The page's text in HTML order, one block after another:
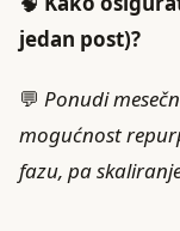
jedan post)?
💬 Ponudi
mogućnost
fazu, pa